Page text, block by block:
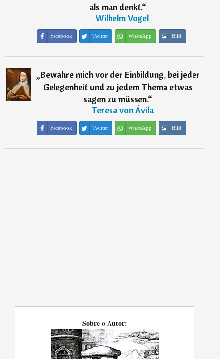
als man denkt.“
―Wilhelm Vogel
Facebook Twitter WhatsApp Bild
„Bewahre mich vor der Einbildung, bei jeder
Gelegenheit und zu jedem Thema etwas
sagen zu müssen.“
―Teresa von Ávila
Facebook Twitter WhatsApp Bild
Sobre o Autor: